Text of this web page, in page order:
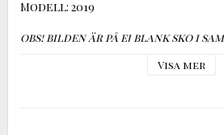
obs! bilden är på ej blank sko i
Visa mer